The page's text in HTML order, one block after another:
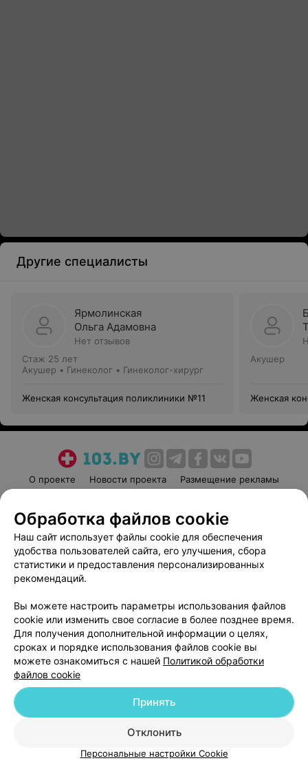
Другие специалисты
Ярмолинская
Ольга Адамовна
Нет отзывов
Стаж 25 лет
Акушер • Гинеколог • Гинеколог-хирург
Женская консультация поликлиники №11
Акушер
Женская
О проекте Новости проекта
Размещение рекламы
Пользовательское соглашение
Способы оплаты
Вакансии
Партнеры
Написать руководителю 103.by
Обработка персональных данных
© 2026 ООО «Артокс Лаб», УНП 191700409
| 220012, Республика Беларусь,
Служба поддержки +375 291212755
Обработка файлов cookie
Наш сайт использует файлы cookie для обеспечения
удобства пользователей сайта, его улучшения, сбора
статистики и предоставления персонализированных
рекомендаций.
Вы можете настроить параметры использования файлов
cookie или изменить свое согласие в более позднее время.
Для получения дополнительной информации о целях,
сроках и порядке использования файлов cookie вы
можете ознакомиться с нашей Политикой обработки
файлов cookie
Отклонить
Принять
Персональные настройки Cookie